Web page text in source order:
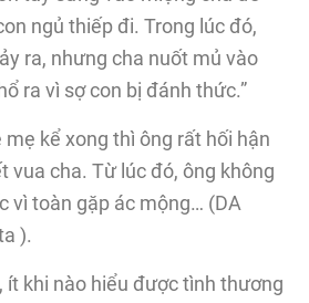
ngủ thiếp đi. Trong lúc đó,
ra, nhưng cha nuốt mủ vào
ra vì sợ con bị đánh thức.”
kể xong thì ông rất hối hận
vua cha. Từ lúc đó, ông không
vì toàn gặp ác mộng… (DA
).
ít khi nào hiểu được tình thương